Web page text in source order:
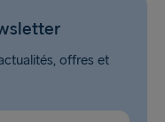
offres et